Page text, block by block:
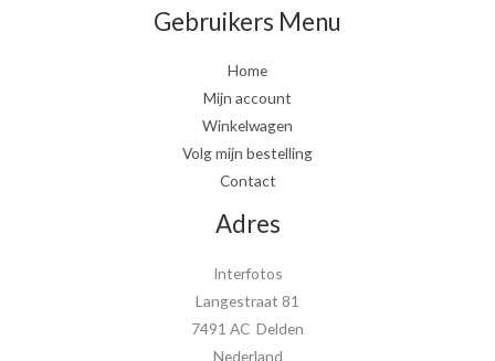
Gebruikers Menu
Home
Mijn account
Winkelwagen
Volg mijn bestelling
Contact
Adres
Interfotos
Langestraat 81
7491 AC Delden
Nederland